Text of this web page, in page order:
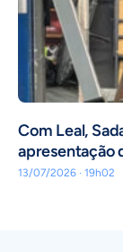
Com Leal,
apresentação
13/07/2026 · 19h02